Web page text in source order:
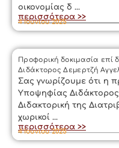
οικονομίας δ ...
περισσότερα >>
4 Ιουνίου 2025
Προφορική δοκιμασία επί
Διδάκτορος Δεμερτζή
Σας γνωρίζουμε ότι η
Υποψηφίας Διδάκτορος
Διδακτορική της
χωρικοί ...
περισσότερα >>
4 Ιουνίου 2025